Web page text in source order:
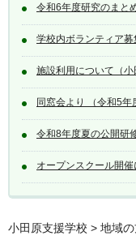
令和6年度研究のまと
学校内ボランティア募
施設利用について（小
同窓会より （令和5年
令和8年度夏の公開研
オープンスクール開催
小田原支援学校 > 地域